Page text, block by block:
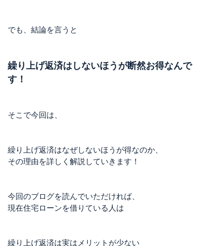
でも、結論を言うと
繰り上げ返済はしないほうが断然お得なんで
す！
そこで今回は、
繰り上げ返済はなぜしないほうが得なのか、
その理由を詳しく解説していきます！
今回のブログを読んでいただければ、
現在住宅ローンを借りている人は
繰り上げ返済は実はメリットが少ない